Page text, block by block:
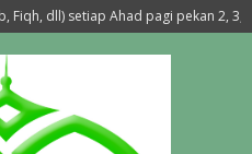
dll) setiap Ahad pagi pekan 2, 3,